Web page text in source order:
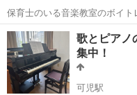
保育士のいる音楽教室のボイト
きレッスンやキッズピアノ・
ールです。代表がシンガーソ
ニングの他にDTMや作詞作曲な
岐阜 岐阜市 ボーカル
歌とピアノ
集中！
可児駅